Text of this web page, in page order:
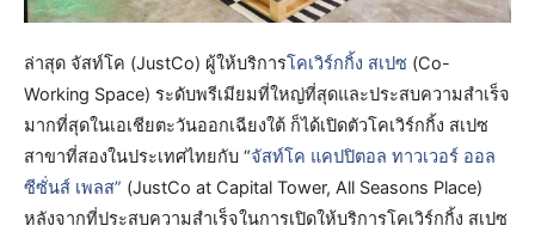
ล่าสุด จัสท์โค (JustCo) ผู้ให้บริการโคเวิร์กกิ้ง สเปซ (Co-
Working Space) ระดับพรีเมียมที่ใหญ่ที่สุดและประสบความสำเร็จ
มากที่สุดในเอเชียตะวันออกเฉียงใต้ ก็ได้เปิดตัวโคเวิร์กกิ้ง สเปซ
สาขาที่สองในประเทศไทยกับ “จัสท์โค แคปปิตอล ทาวเวอร์ ออล
ซีซั่นส์ เพลส” (JustCo at Capital Tower, All Seasons Place)
หลังจากที่ประสบความสำเร็จในการเปิดให้บริการโคเวิร์กกิ้ง สเปซ